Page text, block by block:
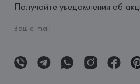
Получайте уведомления об